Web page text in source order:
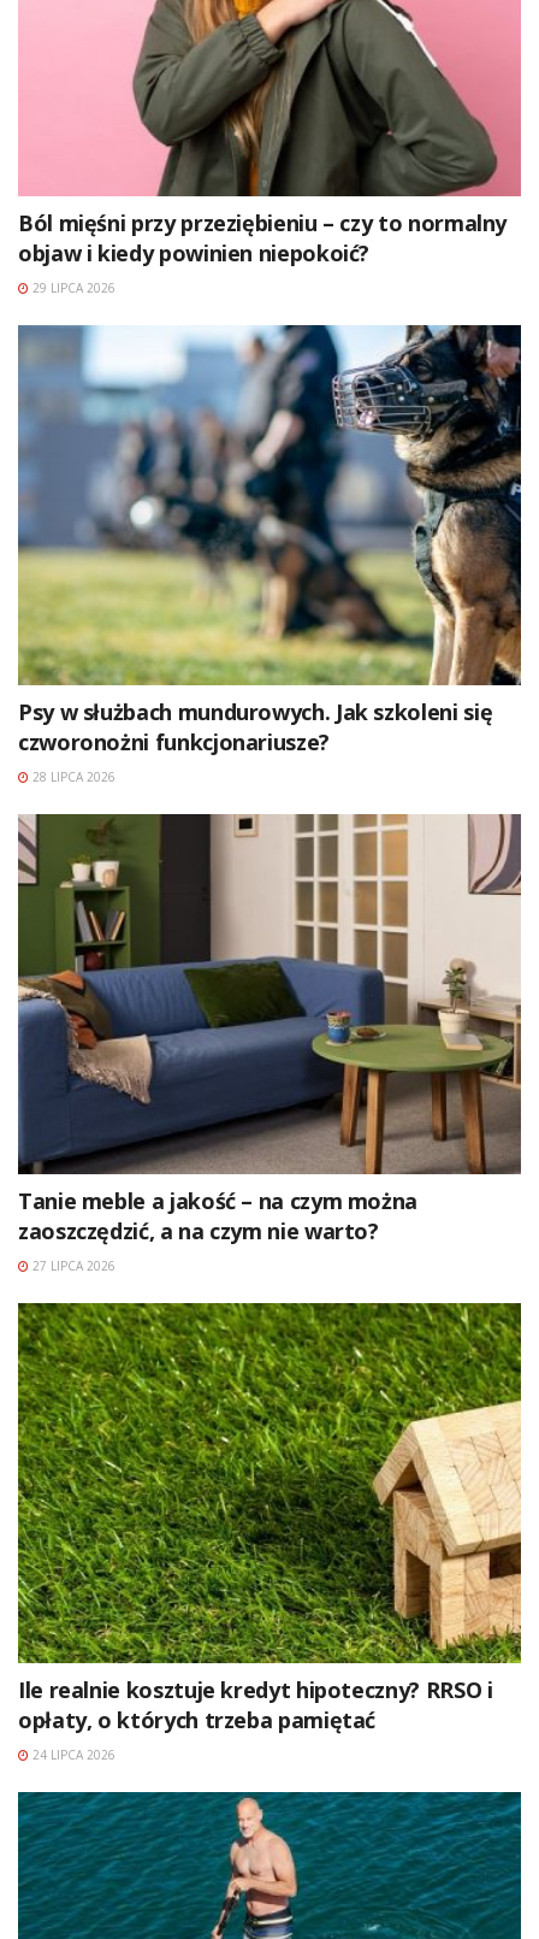
Ból mięśni przy przeziębieniu – czy to normalny
objaw i kiedy powinien niepokoić?
29 LIPCA 2026
Psy w służbach mundurowych. Jak szkoleni się
czworonożni funkcjonariusze?
28 LIPCA 2026
Tanie meble a jakość – na czym można
zaoszczędzić, a na czym nie warto?
27 LIPCA 2026
Ile realnie kosztuje kredyt hipoteczny? RRSO i
opłaty, o których trzeba pamiętać
24 LIPCA 2026